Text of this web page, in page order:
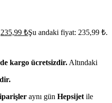
235,99 ₺Şu andaki fiyat: 235,99 ₺.
kargo ücretsizdir. Altındaki
aynı gün Hepsijet ile